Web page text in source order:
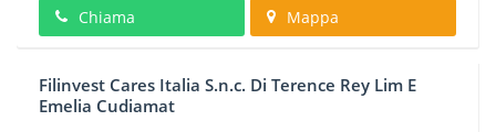
Chiama Mappa
Filinvest Cares Italia S.n.c. Di Terence Rey Lim E
Emelia Cudiamat